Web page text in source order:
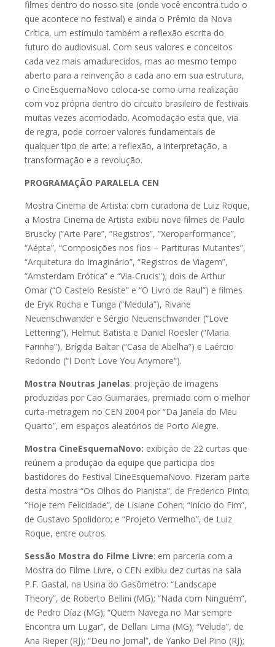
filmes dentro do nosso site (onde você encontra tudo o
que acontece no festival) e ainda o Prêmio da Nova
Crítica, um estímulo também a reflexão escrita do
futuro do audiovisual. Com seus valores e conceitos
cada vez mais amadurecidos, mas ao mesmo tempo
aberto para a reinvenção a cada ano em sua estrutura,
o CineEsquemaNovo coloca-se como uma realização
com voz própria dentro do circuito brasileiro de festivais
muitas vezes acomodado. Acomodação esta que, via
de regra, pode corroer valores fundamentais de
qualquer tipo de arte: a reflexão, a interpretação, a
transformação e a revolução.
PROGRAMAÇÃO PARALELA CEN
Mostra Cinema de Artista: com curadoria de Luiz Roque,
a Mostra Cinema de Artista exibiu nove filmes de Paulo
Bruscky (“Arte Pare”, “Registros”, “Xeroperformance”,
“Aépta”, “Composições nos fios – Partituras Mutantes”,
“Arquitetura do Imaginário”, “Registros de Viagem”,
“Amsterdam Erótica” e “Via-Crucis”); dois de Arthur
Omar (“O Castelo Resiste” e “O Livro de Raul”) e filmes
de Eryk Rocha e Tunga (“Medula”), Rivane
Neuenschwander e Sérgio Neuenschwander (“Love
Lettering”), Helmut Batista e Daniel Roesler (“Maria
Farinha”), Brígida Baltar (“Casa de Abelha”) e Laércio
Redondo (“I Don’t Love You Anymore”).
Mostra Noutras Janelas: projeção de imagens
produzidas por Cao Guimarães, premiado com o melhor
curta-metragem no CEN 2004 por “Da Janela do Meu
Quarto”, em espaços aleatórios de Porto Alegre.
Mostra CineEsquemaNovo: exibição de 22 curtas que
reúnem a produção da equipe que participa dos
bastidores do Festival CineEsquemaNovo. Fizeram parte
desta mostra “Os Olhos do Pianista”, de Frederico Pinto;
“Hoje tem Felicidade”, de Lisiane Cohen; “Início do Fim”,
de Gustavo Spolidoro; e “Projeto Vermelho”, de Luiz
Roque, entre outros.
Sessão Mostra do Filme Livre: em parceria com a
Mostra do Filme Livre, o CEN exibiu dez curtas na sala
P.F. Gastal, na Usina do Gasômetro: “Landscape
Theory”, de Roberto Bellini (MG); “Nada com Ninguém”,
de Pedro Díaz (MG); “Quem Navega no Mar sempre
Encontra um Lugar”, de Dellani Lima (MG); “Veluda”, de
Ana Rieper (RJ); “Deu no Jornal”, de Yanko Del Pino (RJ);